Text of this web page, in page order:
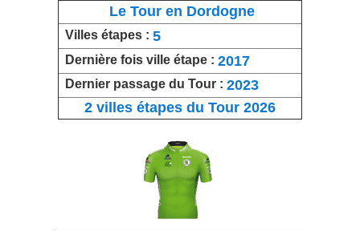
Le Tour en Dordogne
Villes étapes : 5
Dernière fois ville étape : 2017
Dernier passage du Tour : 2023
2 villes étapes du Tour 2026